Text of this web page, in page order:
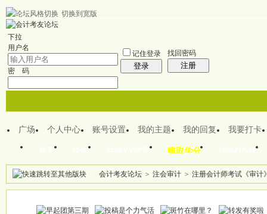
切换到宽版
下拉
用户名
密 码
记住登录
登录
找回密码
注册
首页 论坛 注会YY交流 赚取学分 注会QQ群
广场 个人中心 账号设置 我的主题 我的回复 我要打卡
帖子
会计考友论坛 > 注会审计 > 注册会计师考试《审计